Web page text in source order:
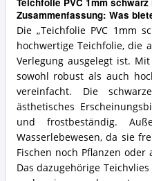
Zusammenfassung: Was
Die „Teichfolie PVC 1mm
hochwertige Teichfolie, die
Verlegung ausgelegt ist.
sowohl robust als auch
vereinfacht. Die
ästhetisches
und frostbeständig.
Wasserlebewesen, da sie
Fischen noch Pflanzen
Das dazugehörige